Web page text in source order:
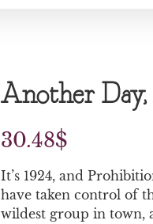
Another Day,
30.48$
It’s 1924, and
have taken control of
wildest group in town,